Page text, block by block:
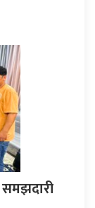
समझदारी